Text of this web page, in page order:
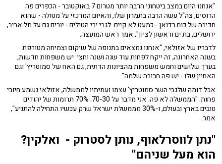
"אנחנו היום במצב ביטחוני הרבה יותר מטרום 7 באוקטובר - הכפרים פה
הרוסים, צה"ל עשה הרבה בתמרון שלו, והאיום המרכזי על מטולה - שהוא
חדירה של כוח רדואן - כמעט לא קיים. לגבי ירי הטילים - יורים גם על תל אביב,
ירושלים, בת ים וראשון לציון", אמר ראש המועצה.
לדבריו של אזולאי, "אנחנו נמצאים בתנופה של שיקום וצמיחה מטורפת
בשנה האחרונה, זה ייקח לפחות עוד שנה ושנה וחצי. יש משפחות חדשות,
בערך שלושים וחמש משפחות מהציונות הדתית, גם האח של סמוטריץ' וגם
האחיין שלו - יש פה חבורה שלמה".
אבל דומה שלגבי השר סמוטריץ' עצמו ועמיתיו לממשלה, אזולאי נשמע חיובי
פחות. "הממשלה לא פה. אני מדבר על 70-30: 70% תרומות של יהודים
טובים בארץ ובעולם, ו-30% מממשלת ישראל שרק עכשיו התחילה להתניע",
אמר.
"נתן לווסרלאוף, נותן לסטרוק - ואלקין?
הוא מעל שניהם"